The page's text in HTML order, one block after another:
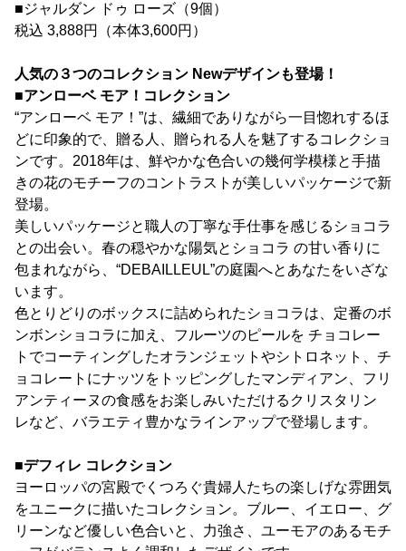
■ジャルダン ドゥ ローズ（9個）
税込 3,888円（本体3,600円）
人気の３つのコレクション Newデザインも登場！
■アンローベ モア！コレクション
“アンローベ モア！”は、繊細でありながら一目惚れするほ
どに印象的で、贈る人、贈られる人を魅了するコレクショ
ンです。2018年は、鮮やかな色合いの幾何学模様と手描
きの花のモチーフのコントラストが美しいパッケージで新
登場。
美しいパッケージと職人の丁寧な手仕事を感じるショコラ
との出会い。春の穏やかな陽気とショコラ の甘い香りに
包まれながら、“DEBAILLEUL”の庭園へとあなたをいざな
います。
色とりどりのボックスに詰められたショコラは、定番のボ
ンボンショコラに加え、フルーツのピールを チョコレー
トでコーティングしたオランジェットやシトロネット、チ
ョコレートにナッツをトッピングしたマンディアン、フリ
アンティーヌの食感をお楽しみいただけるクリスタリン
レなど、バラエティ豊かなラインアップで登場します。
■デフィレ コレクション
ヨーロッパの宮殿でくつろぐ貴婦人たちの楽しげな雰囲気
をユニークに描いたコレクション。ブルー、イエロー、グ
リーンなど優しい色合いと、力強さ、ユーモアのあるモチ